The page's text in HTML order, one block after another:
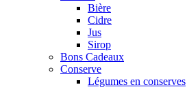
Bière
Cidre
Jus
Sirop
Bons Cadeaux
Conserve
Légumes en conserves